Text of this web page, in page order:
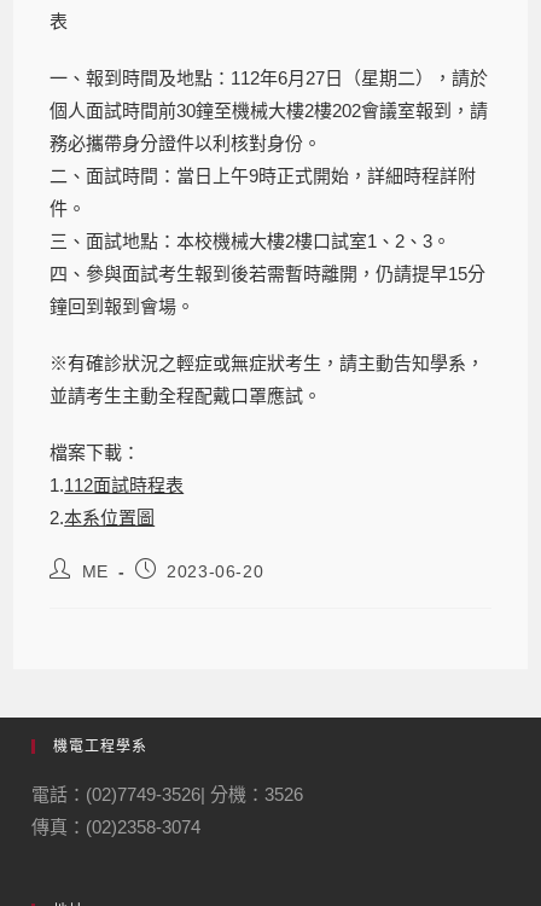
表
一、報到時間及地點：112年6月27日（星期二），請於
個人面試時間前30鐘至機械大樓2樓202會議室報到，請
務必攜帶身分證件以利核對身份。
二、面試時間：當日上午9時正式開始，詳細時程詳附
件。
三、面試地點：本校機械大樓2樓口試室1、2、3。
四、參與面試考生報到後若需暫時離開，仍請提早15分
鐘回到報到會場。
※有確診狀況之輕症或無症狀考生，請主動告知學系，
並請考生主動全程配戴口罩應試。
檔案下載：
1.112面試時程表
2.本系位置圖
ME 2023-06-20
機電工程學系
電話：(02)7749-3526| 分機：3526
傳真：(02)2358-3074